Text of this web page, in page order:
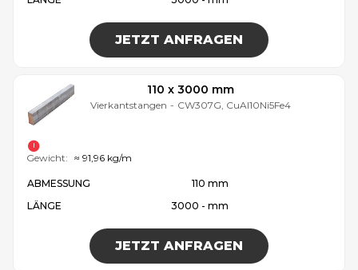
JETZT ANFRAGEN
110 x 3000 mm
Vierkantstangen - CW307G, CuAl10Ni5Fe4
ABMESSUNG
110 mm
LÄNGE
3000 - mm
JETZT ANFRAGEN
Gewicht: ≈ 91,96 kg/m